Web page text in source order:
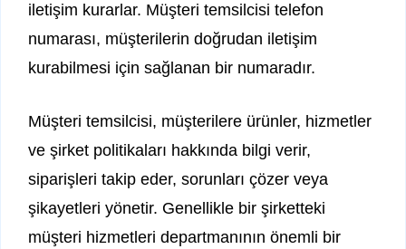
iletişim kurarlar. Müşteri temsilcisi telefon
numarası, müşterilerin doğrudan iletişim
kurabilmesi için sağlanan bir numaradır.
Müşteri temsilcisi, müşterilere ürünler, hizmetler
ve şirket politikaları hakkında bilgi verir,
siparişleri takip eder, sorunları çözer veya
şikayetleri yönetir. Genellikle bir şirketteki
müşteri hizmetleri departmanının önemli bir